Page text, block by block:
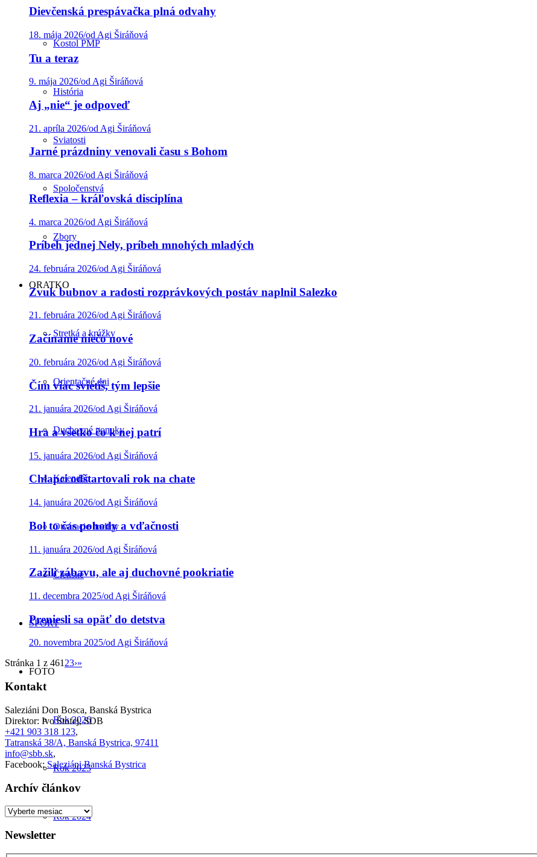
Kostol PMP
História
Sviatosti
Spoločenstvá
Zbory
ORATKO
Stretká a krúžky
Orientačné dni
Duchovné ponuky
Kalendár
Otváracie hodiny
Členské
ŠPORT
FOTO
Rok 2026
Rok 2025
Rok 2024
Dievčenská prespávačka plná odvahy
18. mája 2026/od Agi Širáňová
Tu a teraz
9. mája 2026/od Agi Širáňová
Aj „nie“ je odpoveď
21. apríla 2026/od Agi Širáňová
Jarné prázdniny venovali času s Bohom
8. marca 2026/od Agi Širáňová
Reflexia – kráľovská disciplína
4. marca 2026/od Agi Širáňová
Príbeh jednej Nely, príbeh mnohých mladých
24. februára 2026/od Agi Širáňová
Zvuk bubnov a radosti rozprávkových postáv naplnil Salezko
21. februára 2026/od Agi Širáňová
Začíname niečo nové
20. februára 2026/od Agi Širáňová
Čím viac svietiš, tým lepšie
21. januára 2026/od Agi Širáňová
Hra a všetko čo k nej patrí
15. januára 2026/od Agi Širáňová
Chlapci odštartovali rok na chate
14. januára 2026/od Agi Širáňová
Bol to čas pohody a vďačnosti
11. januára 2026/od Agi Širáňová
Zažili zábavu, ale aj duchovné pookriatie
11. decembra 2025/od Agi Širáňová
Preniesli sa opäť do detstva
20. novembra 2025/od Agi Širáňová
Stránka 1 z 46123›»
Kontakt
Saleziáni Don Bosca, Banská Bystrica
Direktor: Ivo Štofej, SDB
+421 903 318 123,
Tatranská 38/A, Banská Bystrica, 97411
info@sbb.sk,
Facebook:Saleziáni Banská Bystrica
Archív článkov
Archív
Newsletter